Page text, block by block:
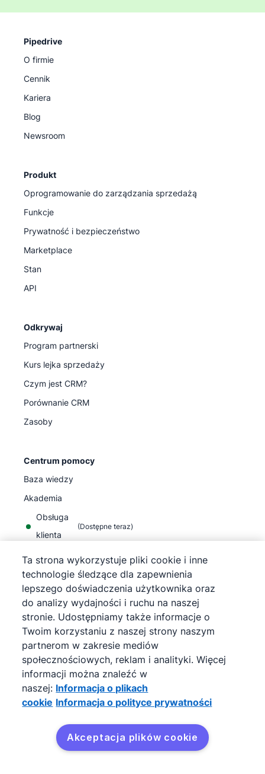
Pipedrive
O firmie
Cennik
Kariera
Blog
Newsroom
Produkt
Oprogramowanie do zarządzania sprzedażą
Funkcje
Prywatność i bezpieczeństwo
Marketplace
Stan
API
Odkrywaj
Program partnerski
Kurs lejka sprzedaży
Czym jest CRM?
Porównanie CRM
Zasoby
Centrum pomocy
Baza wiedzy
Akademia
Obsługa
klienta
(Dostępne teraz)
© 2026Pipedrive
Pipedrive
Warunki korzystania z usługi
Pipedrive
Informacja o polityce prywatności
Mapa strony
Informacja o plikach cookie
Preferencje plików cookie
Pipedrive to internetowy CRM sprzedaży.
Ta strona wykorzystuje pliki cookie i inne
technologie śledzące dla zapewnienia
lepszego doświadczenia użytkownika oraz
do analizy wydajności i ruchu na naszej
stronie. Udostępniamy także informacje o
Twoim korzystaniu z naszej strony naszym
partnerom w zakresie mediów
społecznościowych, reklam i analityki. Więcej
informacji można znaleźć w
naszej: Informacja o plikach
cookie Informacja o polityce prywatności
Akceptacja plików cookie